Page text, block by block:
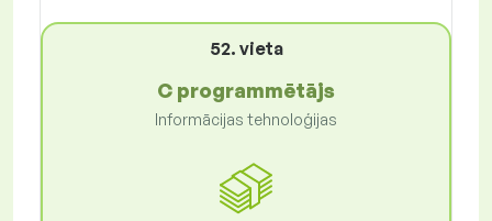
52. vieta
C programmētājs
Informācijas tehnoloģijas